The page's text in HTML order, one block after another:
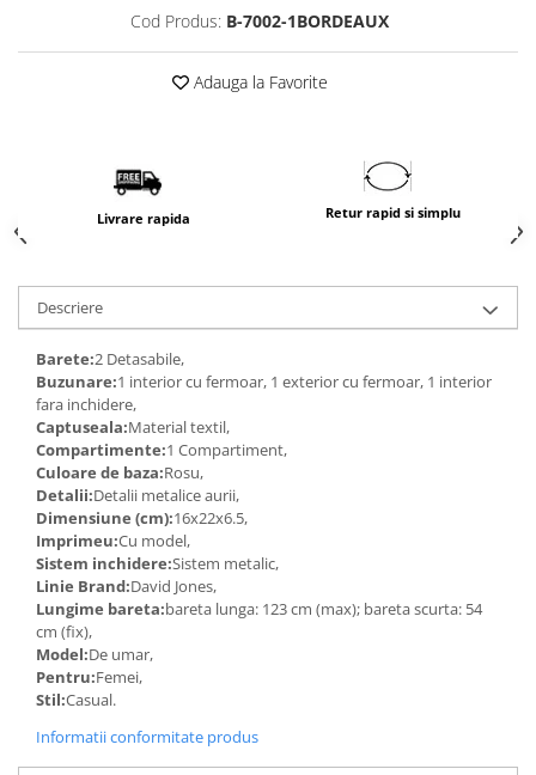
Cod Produs: B-7002-1BORDEAUX
Adauga la Favorite
Livrare rapida Retur rapid si simplu
Descriere
Barete:2 Detasabile,
Buzunare:1 interior cu fermoar, 1 exterior cu fermoar, 1 interior
fara inchidere,
Captuseala:Material textil,
Compartimente:1 Compartiment,
Culoare de baza:Rosu,
Detalii:Detalii metalice aurii,
Dimensiune (cm):16x22x6.5,
Imprimeu:Cu model,
Sistem inchidere:Sistem metalic,
Linie Brand:David Jones,
Lungime bareta:bareta lunga: 123 cm (max); bareta scurta: 54
cm (fix),
Model:De umar,
Pentru:Femei,
Stil:Casual.
Informatii conformitate produs